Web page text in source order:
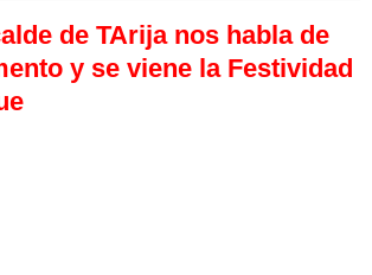
de TArija nos habla de
y se viene la Festividad